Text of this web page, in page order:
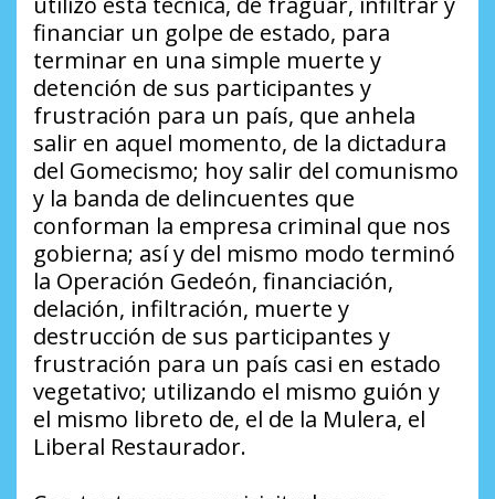
financiar un golpe de estado, para
terminar en una simple muerte y
detención de sus participantes y
frustración para un país, que anhela
salir en aquel momento, de la dictadura
del Gomecismo; hoy salir del comunismo
y la banda de delincuentes que
conforman la empresa criminal que nos
gobierna; así y del mismo modo terminó
la Operación Gedeón, financiación,
delación, infiltración, muerte y
destrucción de sus participantes y
frustración para un país casi en estado
vegetativo; utilizando el mismo guión y
el mismo libreto de, el de la Mulera, el
Liberal Restaurador.